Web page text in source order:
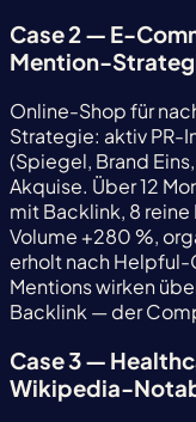
Case 2 — E-
Mention-
Online-Shop für
Strategie: aktiv PR-
(Spiegel, Brand
Akquise. Über 12
mit Backlink, 8
Volume +280 %,
erholt nach
Mentions wirken
Backlink — der
Case 3 —
Wikipedia-